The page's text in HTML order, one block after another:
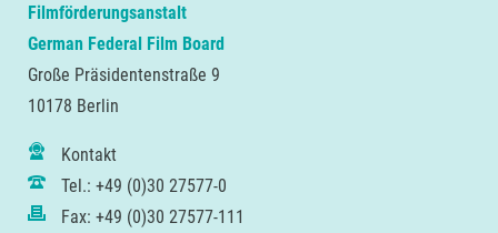
Filmförderungsanstalt
German Federal Film Board
Große Präsidentenstraße 9
10178 Berlin
Kontakt
Tel.: +49 (0)30 27577-0
Fax: +49 (0)30 27577-111